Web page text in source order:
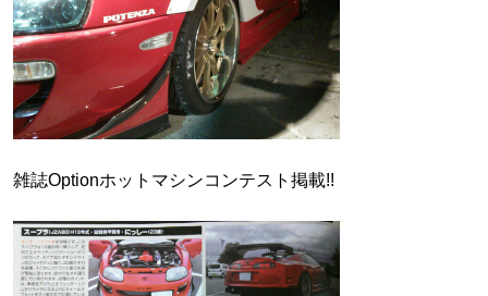
雑誌Optionホットマシンコンテスト掲載!!